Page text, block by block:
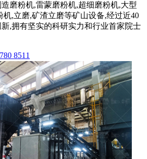
磨粉机,雷蒙磨粉机,超细磨粉机,大型
机,立磨,矿渣立磨等矿山设备,经过近40
,拥有坚实的科研实力和行业首家院士
8511